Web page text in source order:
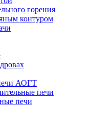
горения
контуром
АОГТ
печи
печи